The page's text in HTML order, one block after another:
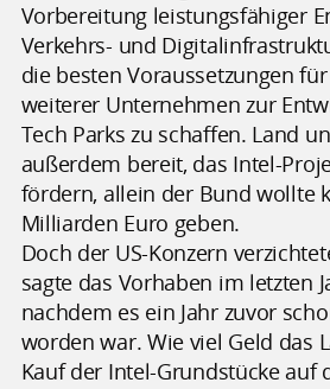
Vorbereitung leistungsfähiger
Verkehrs- und
die besten Voraussetzungen
weiterer Unternehmen zur
Tech Parks zu schaffen. Land
außerdem bereit, das Intel-
fördern, allein der Bund wollte
Milliarden Euro geben.
Doch der US-Konzern
sagte das Vorhaben im letzten
nachdem es ein Jahr zuvor
worden war. Wie viel Geld das
Kauf der Intel-Grundstücke auf